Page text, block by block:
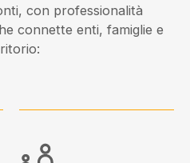
con professionalità
connette enti, famiglie e